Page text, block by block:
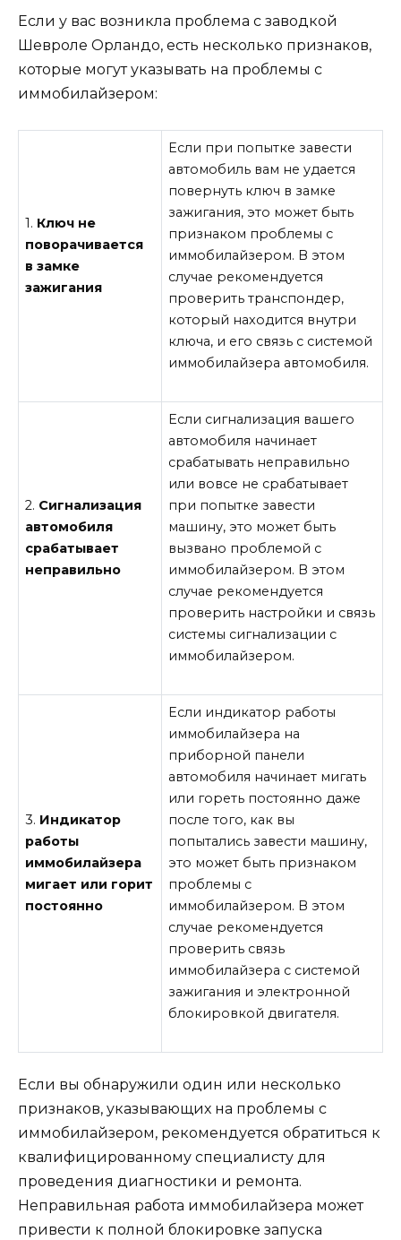
Если у вас возникла проблема с заводкой
Шевроле Орландо, есть несколько признаков,
которые могут указывать на проблемы с
иммобилайзером:
1. Ключ не
поворачивается
в замке
зажигания
Если при попытке завести
автомобиль вам не удается
повернуть ключ в замке
зажигания, это может быть
признаком проблемы с
иммобилайзером. В этом
случае рекомендуется
проверить транспондер,
который находится внутри
ключа, и его связь с системой
иммобилайзера автомобиля.
2. Сигнализация
автомобиля
срабатывает
неправильно
Если сигнализация вашего
автомобиля начинает
срабатывать неправильно
или вовсе не срабатывает
при попытке завести
машину, это может быть
вызвано проблемой с
иммобилайзером. В этом
случае рекомендуется
проверить настройки и связь
системы сигнализации с
иммобилайзером.
3. Индикатор
работы
иммобилайзера
мигает или горит
постоянно
Если индикатор работы
иммобилайзера на
приборной панели
автомобиля начинает мигать
или гореть постоянно даже
после того, как вы
попытались завести машину,
это может быть признаком
проблемы с
иммобилайзером. В этом
случае рекомендуется
проверить связь
иммобилайзера с системой
зажигания и электронной
блокировкой двигателя.
Если вы обнаружили один или несколько
признаков, указывающих на проблемы с
иммобилайзером, рекомендуется обратиться к
квалифицированному специалисту для
проведения диагностики и ремонта.
Неправильная работа иммобилайзера может
привести к полной блокировке запуска